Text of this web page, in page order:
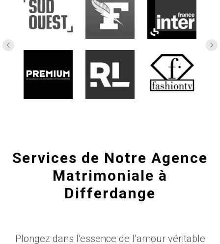
Services de Notre Agence
Matrimoniale à
Differdange
Plongez dans l’essence de l’amour véritable